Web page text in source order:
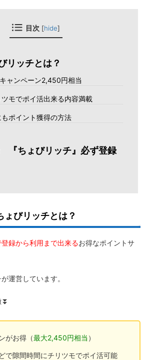
目次 [hide]
リッチとは？
ャンペーン2,450円相当
モでポイ活出来る内容満載
ポイント獲得の方法
『ちょびリッチ』必ず登録
ょびリッチとは？
録から利用まで出来るお得なポイントサ
運営しています。
がお得（最大2,450円相当 ）
で隙間時間にチリツモでポイ活可能